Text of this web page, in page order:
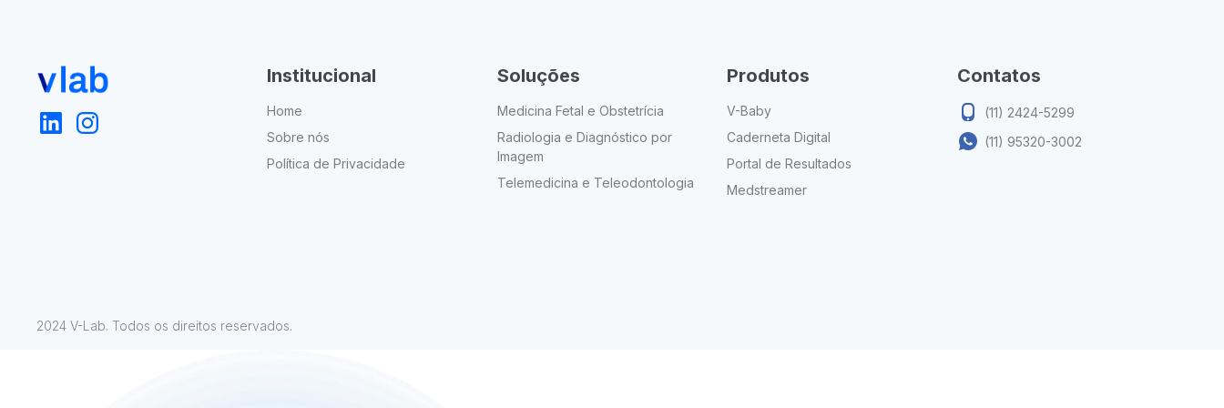
Institucional
Home
Sobre nós
Política de Privacidade
Soluções
Medicina Fetal e Obstetrícia
Radiologia e Diagnóstico por
Imagem
Telemedicina e Teleodontologia
Produtos
V-Baby
Caderneta Digital
Portal de Resultados
Medstreamer
Contatos
(11) 2424-5299
(11) 95320-3002
2024 V-Lab. Todos os direitos reservados.